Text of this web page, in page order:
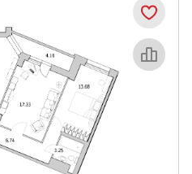
Объект месяца